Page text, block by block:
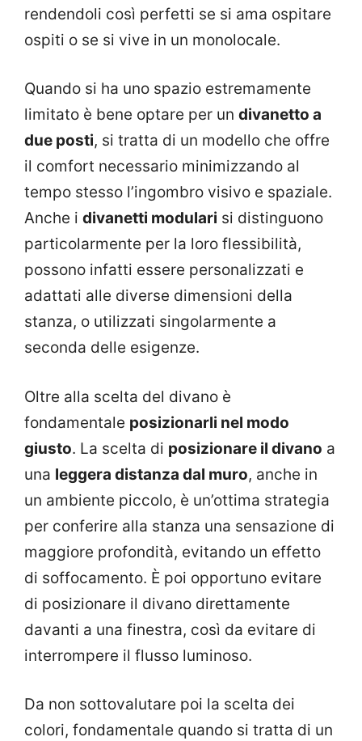
rendendoli così perfetti se si ama ospitare
ospiti o se si vive in un monolocale.
Quando si ha uno spazio estremamente
limitato è bene optare per un divanetto a
due posti, si tratta di un modello che offre
il comfort necessario minimizzando al
tempo stesso l’ingombro visivo e spaziale.
Anche i divanetti modulari si distinguono
particolarmente per la loro flessibilità,
possono infatti essere personalizzati e
adattati alle diverse dimensioni della
stanza, o utilizzati singolarmente a
seconda delle esigenze.
Oltre alla scelta del divano è
fondamentale posizionarli nel modo
giusto. La scelta di posizionare il divano a
una leggera distanza dal muro, anche in
un ambiente piccolo, è un’ottima strategia
per conferire alla stanza una sensazione di
maggiore profondità, evitando un effetto
di soffocamento. È poi opportuno evitare
di posizionare il divano direttamente
davanti a una finestra, così da evitare di
interrompere il flusso luminoso.
Da non sottovalutare poi la scelta dei
colori, fondamentale quando si tratta di un